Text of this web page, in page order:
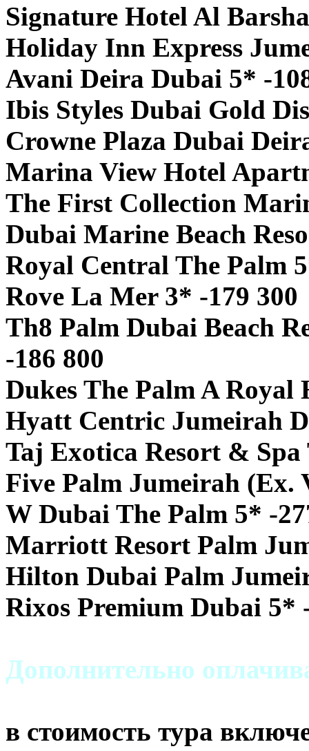
Signature Hotel Al
Holiday Inn Express
Avani Deira Dubai 5* -
Ibis Styles Dubai Gold
Crowne Plaza Dubai
Marina View Hotel
The First Collection
Dubai Marine Beach
Royal Central The Palm
Rove La Mer 3* -179 300
Th8 Palm Dubai Beach
-186 800
Dukes The Palm A Royal
Hyatt Centric Jumeirah
Taj Exotica Resort &
Five Palm Jumeirah (Ex.
W Dubai The Palm 5* -
Marriott Resort Palm
Hilton Dubai Palm
Rixos Premium Dubai 5*
Дополнительно
в стоимость тура